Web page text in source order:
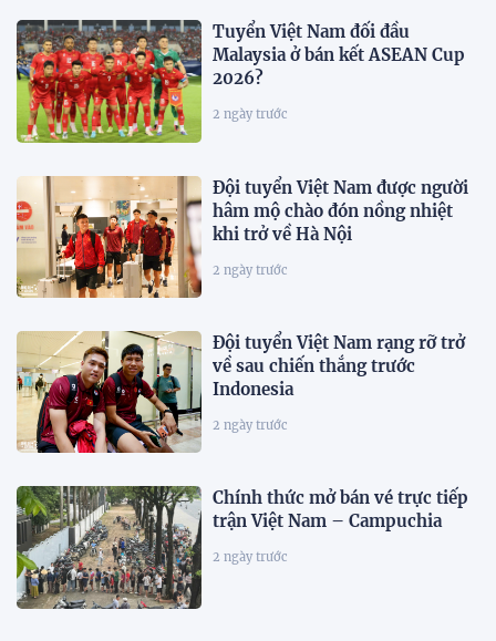
Tuyển Việt Nam đối đầu
Malaysia ở bán kết ASEAN Cup
2026?
2 ngày trước
Đội tuyển Việt Nam được người
hâm mộ chào đón nồng nhiệt
khi trở về Hà Nội
2 ngày trước
Đội tuyển Việt Nam rạng rỡ trở
về sau chiến thắng trước
Indonesia
2 ngày trước
Chính thức mở bán vé trực tiếp
trận Việt Nam – Campuchia
2 ngày trước